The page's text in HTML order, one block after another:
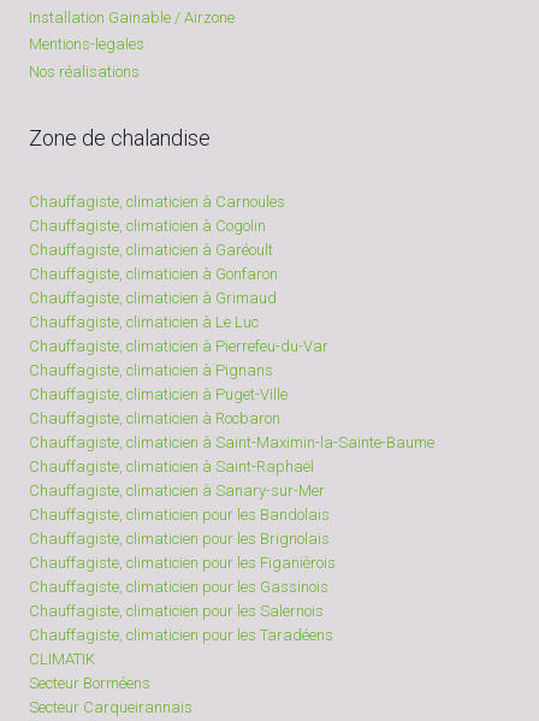
Installation Gainable / Airzone
Mentions-legales
Nos réalisations
Zone de chalandise
Chauffagiste, climaticien à Carnoules
Chauffagiste, climaticien à Cogolin
Chauffagiste, climaticien à Garéoult
Chauffagiste, climaticien à Gonfaron
Chauffagiste, climaticien à Grimaud
Chauffagiste, climaticien à Le Luc
Chauffagiste, climaticien à Pierrefeu-du-Var
Chauffagiste, climaticien à Pignans
Chauffagiste, climaticien à Puget-Ville
Chauffagiste, climaticien à Rocbaron
Chauffagiste, climaticien à Saint-Maximin-la-Sainte-Baume
Chauffagiste, climaticien à Saint-Raphaël
Chauffagiste, climaticien à Sanary-sur-Mer
Chauffagiste, climaticien pour les Bandolais
Chauffagiste, climaticien pour les Brignolais
Chauffagiste, climaticien pour les Figanièrois
Chauffagiste, climaticien pour les Gassinois
Chauffagiste, climaticien pour les Salernois
Chauffagiste, climaticien pour les Taradéens
CLIMATIK
Secteur Borméens
Secteur Carqueirannais